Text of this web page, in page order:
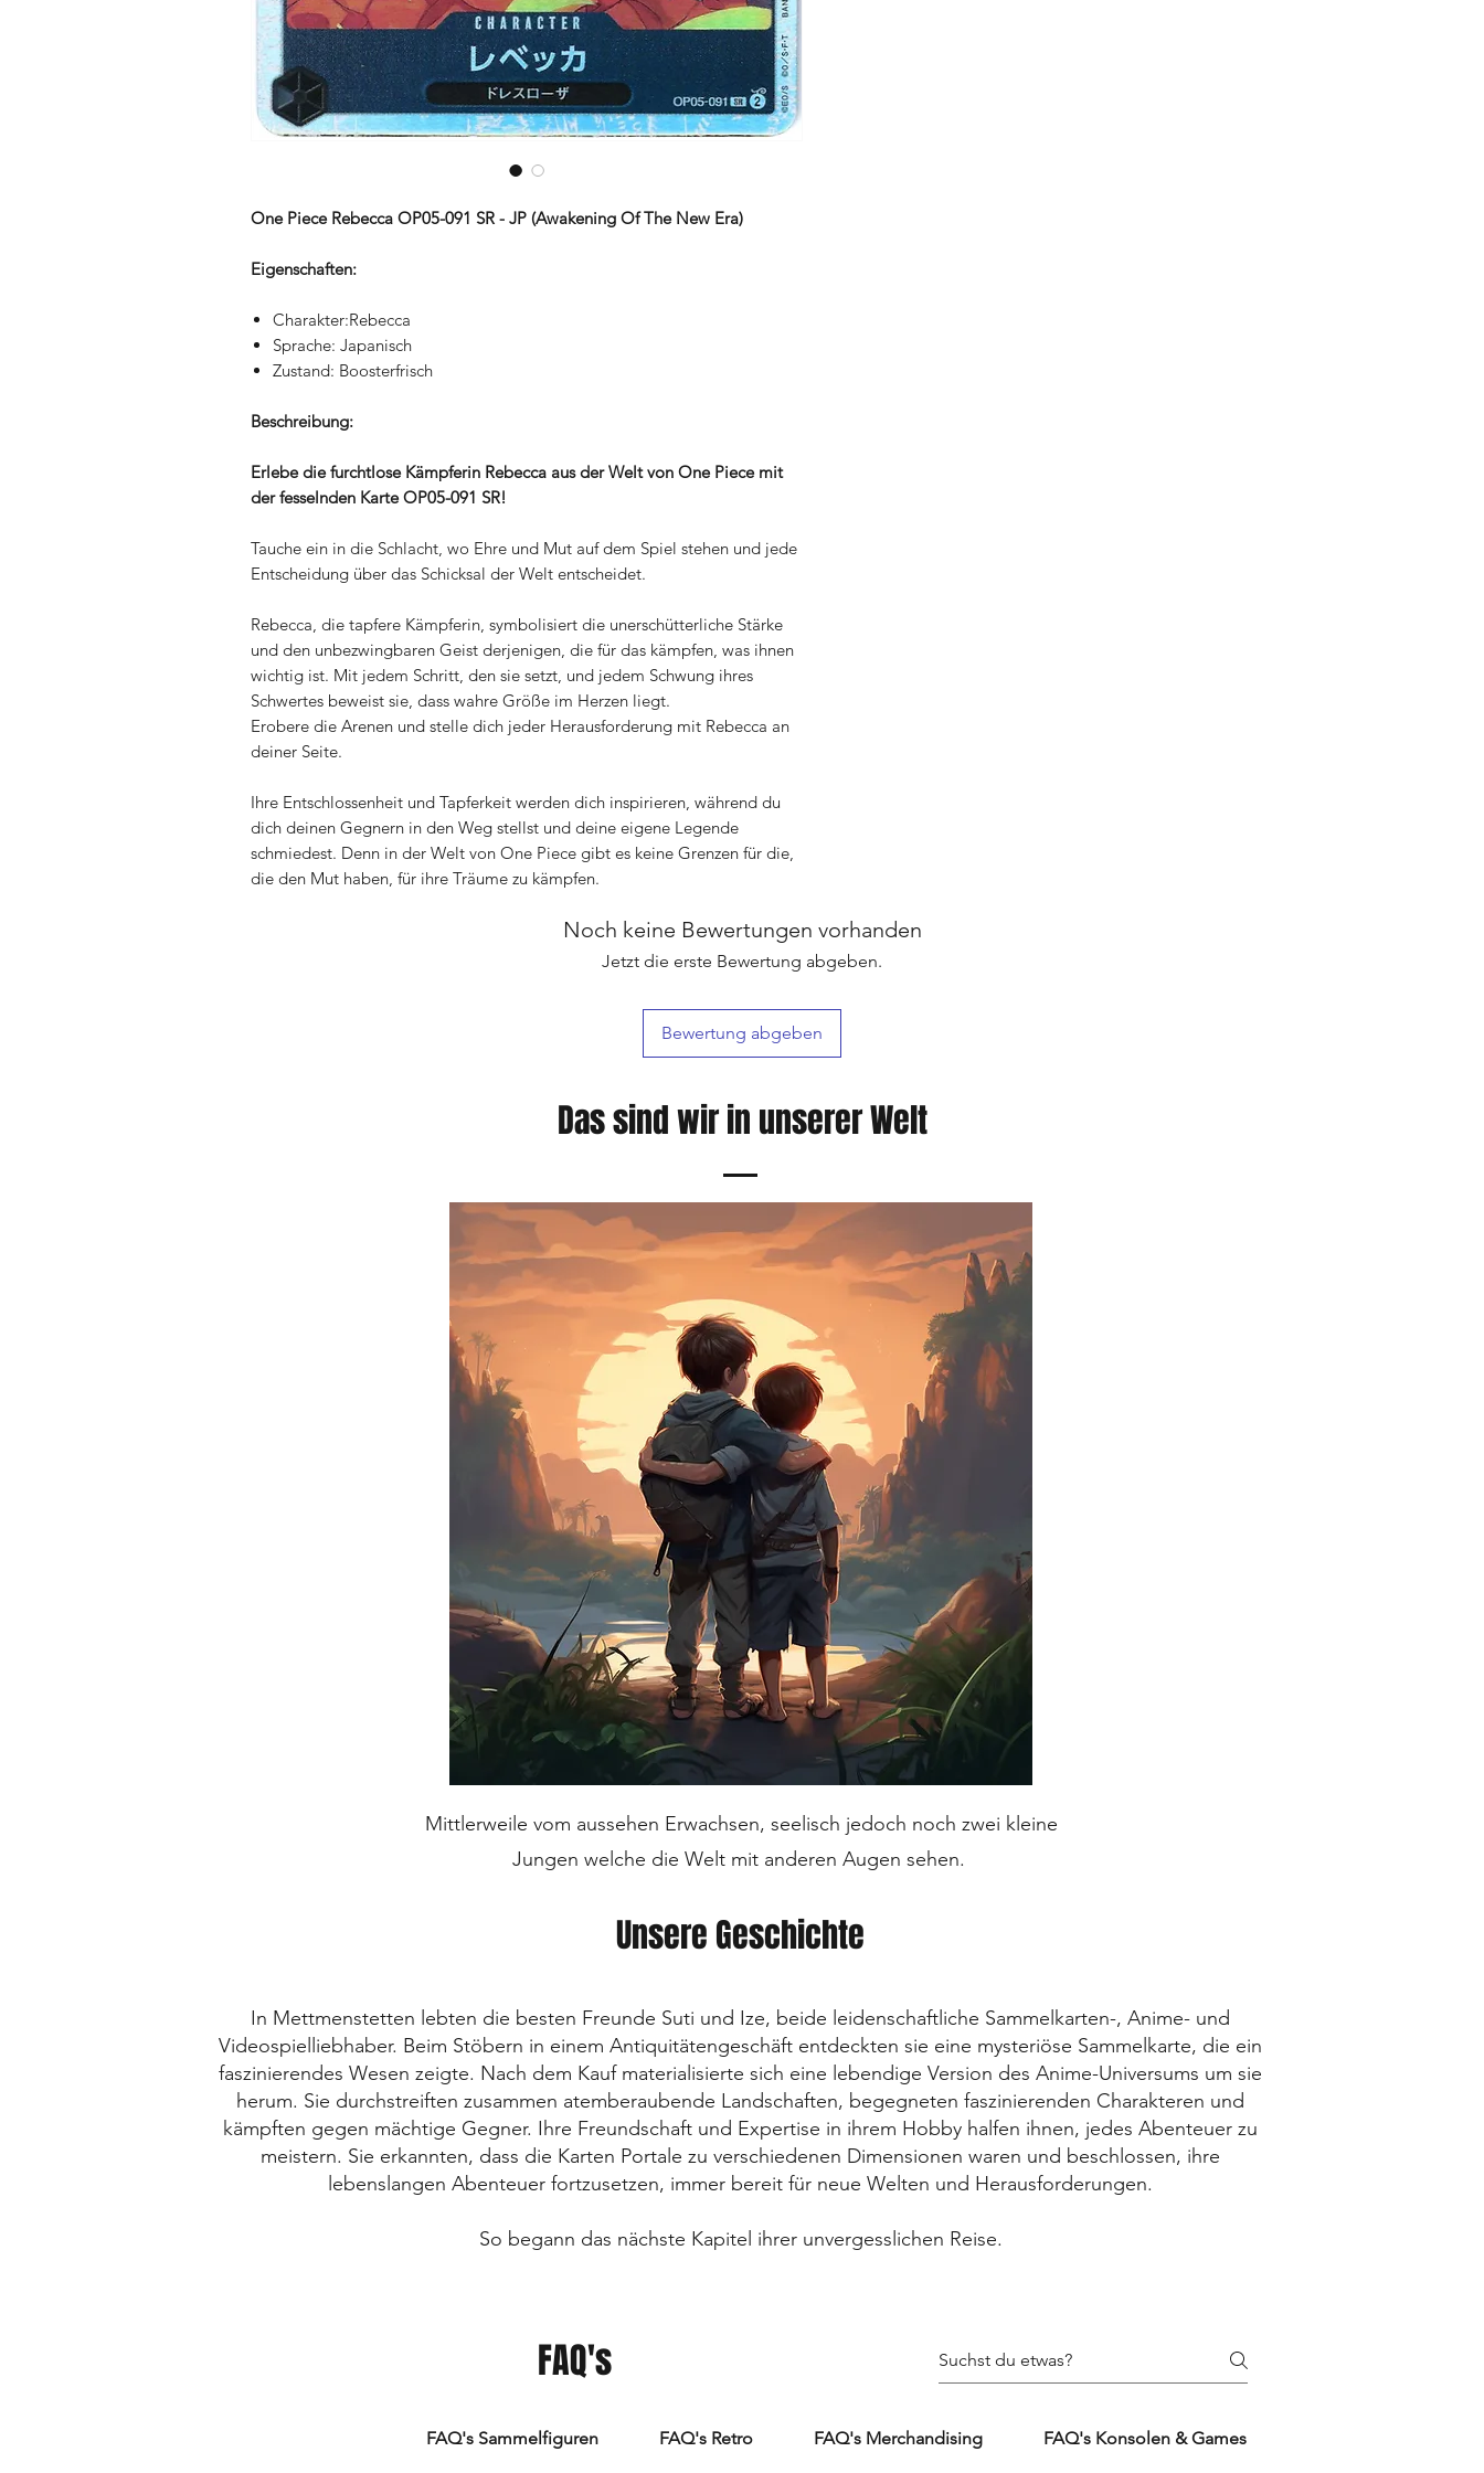
One Piece Rebecca OP05-091 SR - JP (Awakening Of The New Era)
Eigenschaften:
Charakter:Rebecca
Sprache: Japanisch
Zustand: Boosterfrisch
Beschreibung:
Erlebe die furchtlose Kämpferin Rebecca aus der Welt von One Piece mit
der fesselnden Karte OP05-091 SR!
Tauche ein in die Schlacht, wo Ehre und Mut auf dem Spiel stehen und jede
Entscheidung über das Schicksal der Welt entscheidet.
Rebecca, die tapfere Kämpferin, symbolisiert die unerschütterliche Stärke
und den unbezwingbaren Geist derjenigen, die für das kämpfen, was ihnen
wichtig ist. Mit jedem Schritt, den sie setzt, und jedem Schwung ihres
Schwertes beweist sie, dass wahre Größe im Herzen liegt.
Erobere die Arenen und stelle dich jeder Herausforderung mit Rebecca an
deiner Seite.
Ihre Entschlossenheit und Tapferkeit werden dich inspirieren, während du
dich deinen Gegnern in den Weg stellst und deine eigene Legende
schmiedest. Denn in der Welt von One Piece gibt es keine Grenzen für die,
die den Mut haben, für ihre Träume zu kämpfen.
Noch keine Bewertungen vorhanden
Jetzt die erste Bewertung abgeben.
Bewertung abgeben
Das sind wir in unserer Welt
Mittlerweile vom aussehen Erwachsen, seelisch jedoch noch zwei kleine
Jungen welche die Welt mit anderen Augen sehen.
Unsere Geschichte
In Mettmenstetten lebten die besten Freunde Suti und Ize, beide leidenschaftliche Sammelkarten-, Anime- und
Videospielliebhaber. Beim Stöbern in einem Antiquitätengeschäft entdeckten sie eine mysteriöse Sammelkarte, die ein
faszinierendes Wesen zeigte. Nach dem Kauf materialisierte sich eine lebendige Version des Anime-Universums um sie
herum. Sie durchstreiften zusammen atemberaubende Landschaften, begegneten faszinierenden Charakteren und
kämpften gegen mächtige Gegner. Ihre Freundschaft und Expertise in ihrem Hobby halfen ihnen, jedes Abenteuer zu
meistern. Sie erkannten, dass die Karten Portale zu verschiedenen Dimensionen waren und beschlossen, ihre
lebenslangen Abenteuer fortzusetzen, immer bereit für neue Welten und Herausforderungen.
So begann das nächste Kapitel ihrer unvergesslichen Reise.
FAQ's
FAQ's Sammelfiguren FAQ's Retro FAQ's Merchandising FAQ's Konsolen & Games